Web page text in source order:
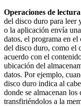
Operaciones de
del disco duro para leer
o la aplicación envía
datos, el programa en
del disco duro, como el
acuerdo con el
ubicación del
datos. Por ejemplo,
disco duro indica al
donde se almacenan
transfiriéndolos a la